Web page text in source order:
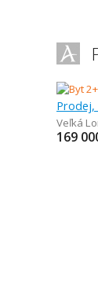
Prodej,
Veľká
169